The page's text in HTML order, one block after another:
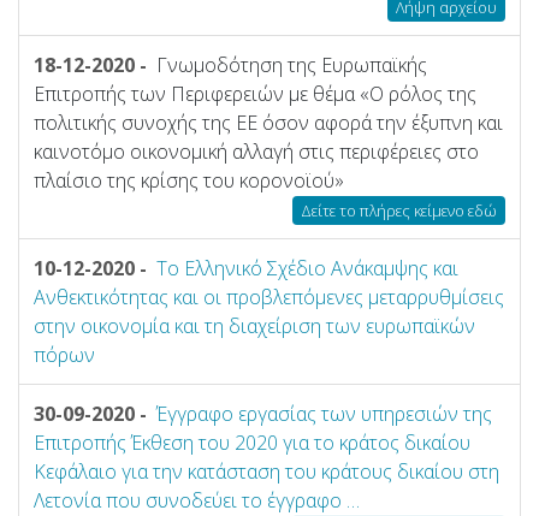
Λήψη αρχείου
18-12-2020 - Γνωμοδότηση της Ευρωπαϊκής
Επιτροπής των Περιφερειών με θέμα «Ο ρόλος της
πολιτικής συνοχής της ΕΕ όσον αφορά την έξυπνη και
καινοτόμο οικονομική αλλαγή στις περιφέρειες στο
πλαίσιο της κρίσης του κορονοϊού»
Δείτε το πλήρες κείμενο εδώ
10-12-2020 - Το Ελληνικό Σχέδιο Ανάκαμψης και
Ανθεκτικότητας και οι προβλεπόμενες μεταρρυθμίσεις
στην οικονομία και τη διαχείριση των ευρωπαϊκών
πόρων
30-09-2020 - Έγγραφο εργασίας των υπηρεσιών της
Επιτροπής Έκθεση του 2020 για το κράτος δικαίου
Κεφάλαιο για την κατάσταση του κράτους δικαίου στη
Λετονία που συνοδεύει το έγγραφο …